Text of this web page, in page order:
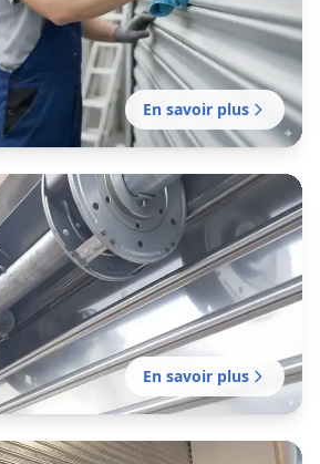
délai de votre rideau manuel
plus de confort et de sécurité.
rideau métallique
de fermeture en
commerce, entrepôt ou local
Mission sans délai.
En savoir plus